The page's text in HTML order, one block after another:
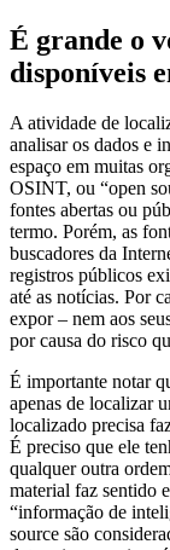
É grande o
disponíveis
A atividade de
analisar os dados e
espaço em muitas
OSINT, ou “open
fontes abertas ou
termo. Porém, as
buscadores da
registros públicos
até as notícias. Por
expor – nem aos
por causa do risco
É importante notar
apenas de localizar
localizado precisa
É preciso que ele
qualquer outra
material faz sentido
“informação de
source são